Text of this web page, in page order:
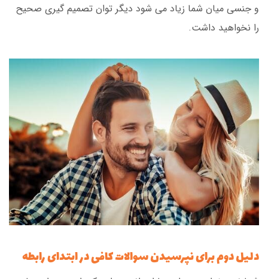
و جنسی میان شما زیاد می شود دیگر توان تصمیم گیری صحیح
را نخواهید داشت.
دلیل دوم برای نپرسیدن سوالات کافی در ابتدای رابطه